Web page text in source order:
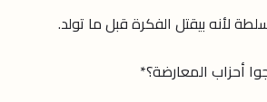
لأنه بيقتل الفكرة قبل ما تولد.
أحزاب المعارضة؟*